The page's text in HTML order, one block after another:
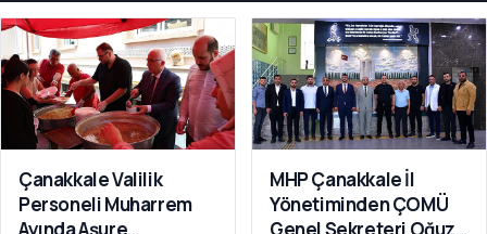
Çanakkale Valilik
Personeli Muharrem
Ayında Aşure
MHP Çanakkale İl
Yönetiminden ÇOMÜ
Genel Sekreteri Oğuz